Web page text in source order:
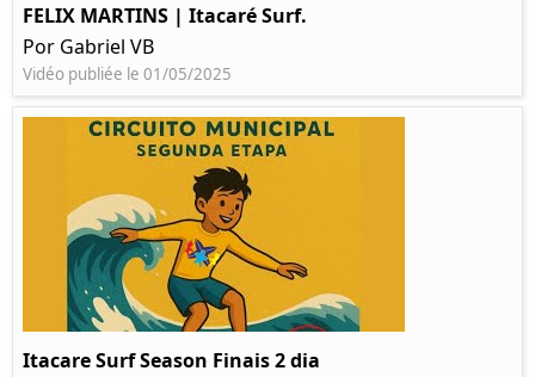
FELIX MARTINS | Itacaré Surf.
Por Gabriel VB
Vidéo publiée le 01/05/2025
Itacare Surf Season Finais 2 dia